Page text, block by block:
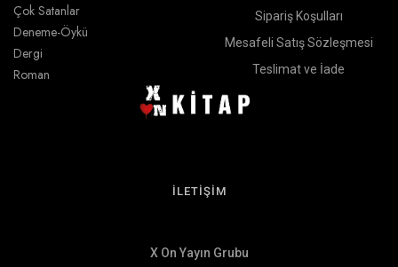
Çok Satanlar
Deneme-Öykü
Dergi
Roman
Sipariş Koşulları
Mesafeli Satış Sözleşmesi
Teslimat ve İade
İLETİŞİM
X On Yayın Grubu